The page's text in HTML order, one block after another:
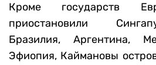
Кроме государств
приостановили
Бразилия, Аргентина,
Эфиопия, Каймановы